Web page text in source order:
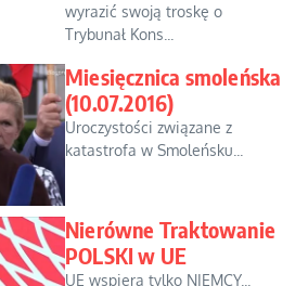
wyrazić swoją troskę o
Trybunał Kons...
Miesięcznica smoleńska
(10.07.2016)
Uroczystości związane z
katastrofa w Smoleńsku...
Nierówne Traktowanie
POLSKI w UE
UE wspiera tylko NIEMCY...